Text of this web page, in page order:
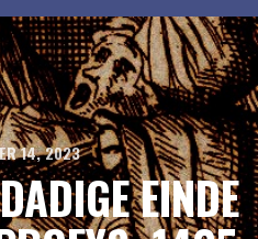
14, 2023
EINDE